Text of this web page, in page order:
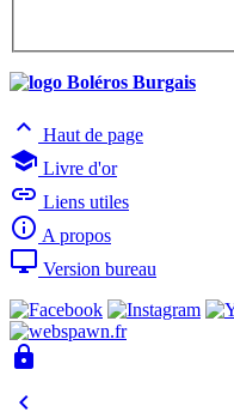
 Haut de page
 Livre d'or
 Liens utiles
 A propos
 Version bureau

